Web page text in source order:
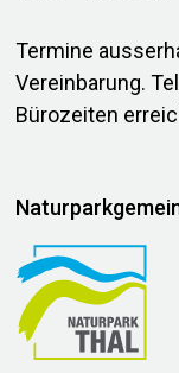
Termine
Vereinbarung.
Bürozeiten